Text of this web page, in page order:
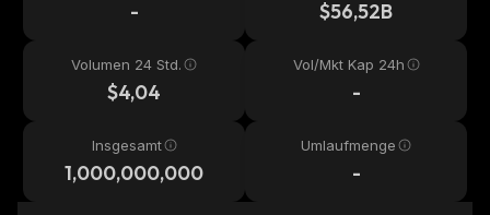
- $56,52B
Volumen 24 Std.
$4,04
Vol/Mkt Kap 24h
-
Insgesamt
1,000,000,000
Umlaufmenge
-